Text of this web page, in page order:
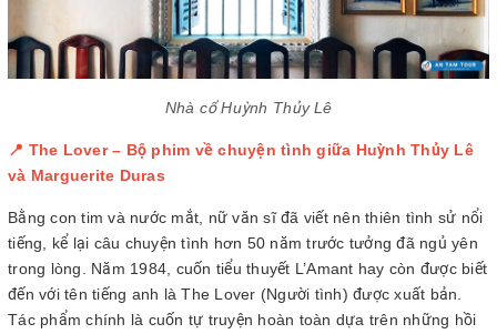
Nhà cổ Huỳnh Thủy Lê
📍 The Lover – Bộ phim về chuyện tình giữa Huỳnh Thủy Lê
và Marguerite Duras
Bằng con tim và nước mắt, nữ văn sĩ đã viết nên thiên tình sử nổi
tiếng, kể lại câu chuyện tình hơn 50 năm trước tưởng đã ngủ yên
trong lòng. Năm 1984, cuốn tiểu thuyết L’Amant hay còn được biết
đến với tên tiếng anh là The Lover (Người tình) được xuất bản.
Tác phẩm chính là cuốn tự truyện hoàn toàn dựa trên những hồi